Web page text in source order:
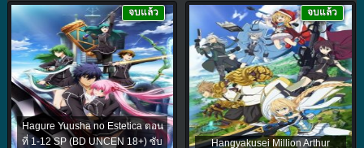
Hagure Yuusha no Estetica ตอน
ที่ 1-12 SP (BD UNCEN 18+) ซับ
จบแล้ว
Hangyakusei Million Arthur
จบแล้ว